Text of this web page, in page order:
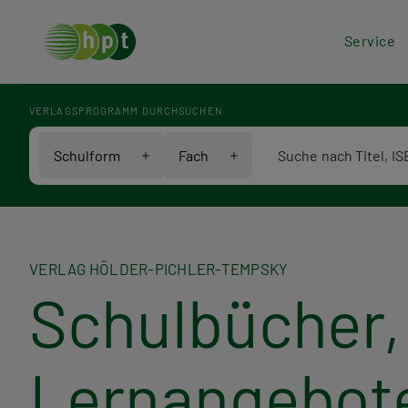
Service
VERLAGSPROGRAMM DURCHSUCHEN
Schulform Fach
VERLAG HÖLDER-PICHLER-TEMPSKY